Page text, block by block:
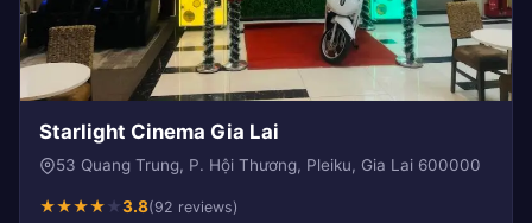
Starlight Cinema Gia Lai
53 Quang Trung, P. Hội Thương, Pleiku, Gia Lai 600000
★★★★★3.8(92 reviews)